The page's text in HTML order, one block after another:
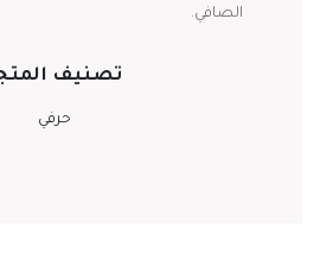
الصافي.
تصنيف
حرفي